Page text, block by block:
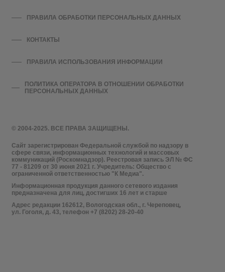
© 2004-2025. ВСЕ ПРАВА ЗАЩИЩЕНЫ.
Сайт зарегистрирован Федеральной службой по надзору в
сфере связи, информационных технологий и массовых
коммуникаций (Роскомнадзор). Реестровая запись ЭЛ № ФС
77 - 81209 от 30 июня 2021 г. Учредитель: Общество с
ограниченной ответственностью "К Медиа".
Информационная продукция данного сетевого издания
предназначена для лиц, достигших 16 лет и старше
Адрес редакции 162612, Вологодская обл., г. Череповец,
ул. Гоголя, д. 43, телефон +7 (8202) 28-20-40
ПРАВИЛА ОБРАБОТКИ ПЕРСОНАЛЬНЫХ ДАННЫХ
КОНТАКТЫ
ПРАВИЛА ИСПОЛЬЗОВАНИЯ ИНФОРМАЦИИ
ПОЛИТИКА ОПЕРАТОРА В ОТНОШЕНИИ ОБРАБОТКИ
ПЕРСОНАЛЬНЫХ ДАННЫХ